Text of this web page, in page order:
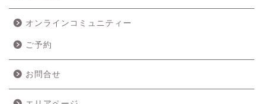
オンラインコミュニティー
ご予約
お問合せ